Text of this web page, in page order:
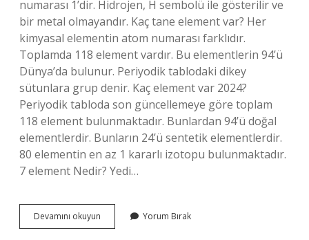
numarası 1’dir. Hidrojen, H sembolü ile gösterilir ve
bir metal olmayandır. Kaç tane element var? Her
kimyasal elementin atom numarası farklıdır.
Toplamda 118 element vardır. Bu elementlerin 94’ü
Dünya’da bulunur. Periyodik tablodaki dikey
sütunlara grup denir. Kaç element var 2024?
Periyodik tabloda son güncellemeye göre toplam
118 element bulunmaktadır. Bunlardan 94’ü doğal
elementlerdir. Bunların 24’ü sentetik elementlerdir.
80 elementin en az 1 kararlı izotopu bulunmaktadır.
7 element Nedir? Yedi…
Devamını okuyun
Element
Yorum Bırak